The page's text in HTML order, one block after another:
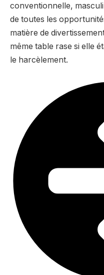
conventionnelle,
de toutes les
matière de
même table rase si elle
le harcèlement.